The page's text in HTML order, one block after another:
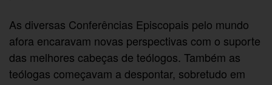
As diversas Conferências Episcopais pelo mundo
afora encaravam novas perspectivas com o suporte
das melhores cabeças de teólogos. Também as
teólogas começavam a despontar, sobretudo em